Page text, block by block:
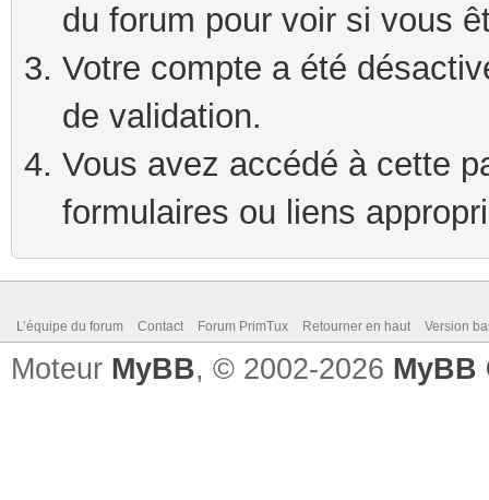
du forum pour voir si vous
Votre compte a été
de validation.
Vous avez accédé à cette
formulaires ou liens
L’équipe du forum Contact Forum PrimTux Retourner en haut Version
Moteur MyBB, © 2002-2026 MyBB